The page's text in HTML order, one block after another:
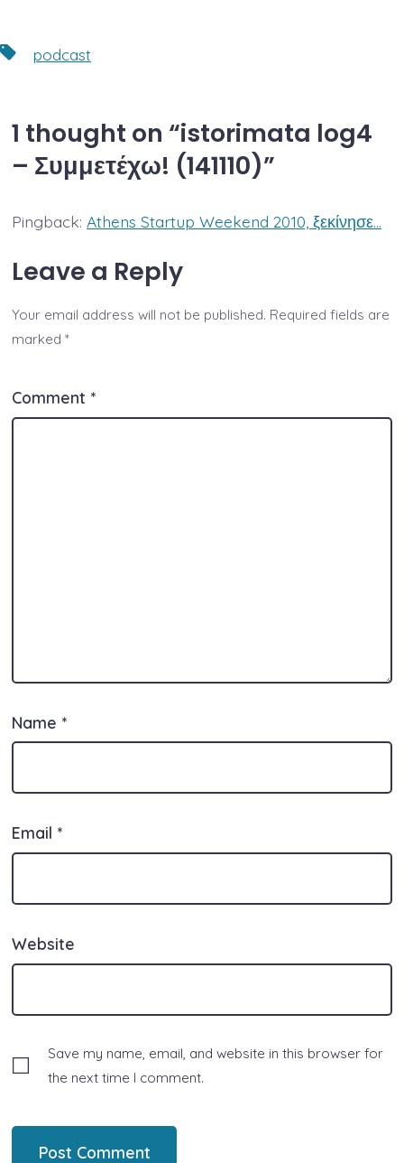
Tags podcast
1 thought on “istorimata log4
– Συμμετέχω! (141110)”
Pingback: Athens Startup Weekend 2010, ξεκίνησε…
Leave a Reply
Your email address will not be published. Required fields are
marked *
Comment *
Name *
Email *
Website
Save my name, email, and website in this browser for
the next time I comment.